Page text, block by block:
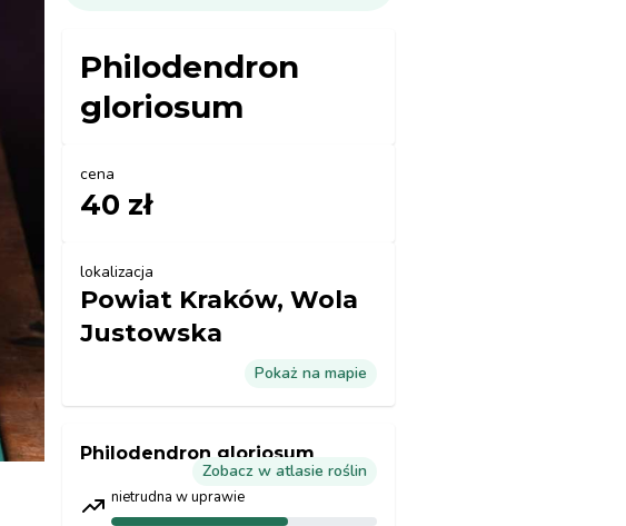
Philodendron
gloriosum
cena
40 zł
lokalizacja
Powiat Kraków, Wola
Justowska
Pokaż na mapie
Philodendron gloriosum
Zobacz w atlasie roślin
nietrudna w uprawie